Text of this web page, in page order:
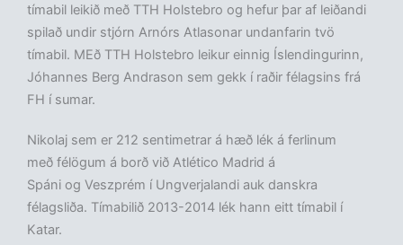
tímabil leikið með TTH Holstebro og hefur þar af leiðandi
spilað undir stjórn Arnórs Atlasonar undanfarin tvö
tímabil. MEð TTH Holstebro leikur einnig Íslendingurinn,
Jóhannes Berg Andrason sem gekk í raðir félagsins frá
FH í sumar.
Nikolaj sem er 212 sentimetrar á hæð lék á ferlinum
með félögum á borð við Atlético Madrid á
Spáni og Veszprém í Ungverjalandi auk danskra
félagsliða. Tímabilið 2013-2014 lék hann eitt tímabil í
Katar.